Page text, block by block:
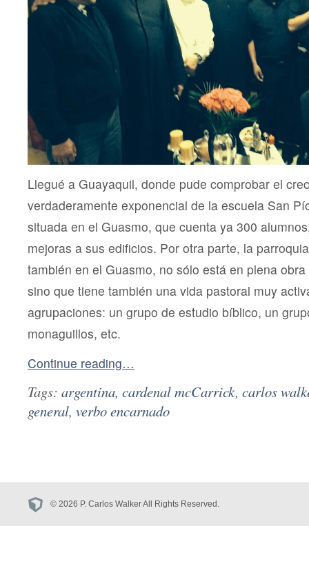
Llegué a Guayaquil, donde pude comprobar el
verdaderamente exponencial de la escuela San
situada en el Guasmo, que cuenta ya 300
mejoras a sus edificios. Por otra parte, la
también en el Guasmo, no sólo está en plena
sino que tiene también una vida pastoral muy
agrupaciones: un grupo de estudio bíblico, un
monaguillos, etc.
Continue reading…
Tags: argentina, cardenal mcCarrick, carlos
general, verbo encarnado
© 2026 P. Carlos Walker All Rights Reserved.